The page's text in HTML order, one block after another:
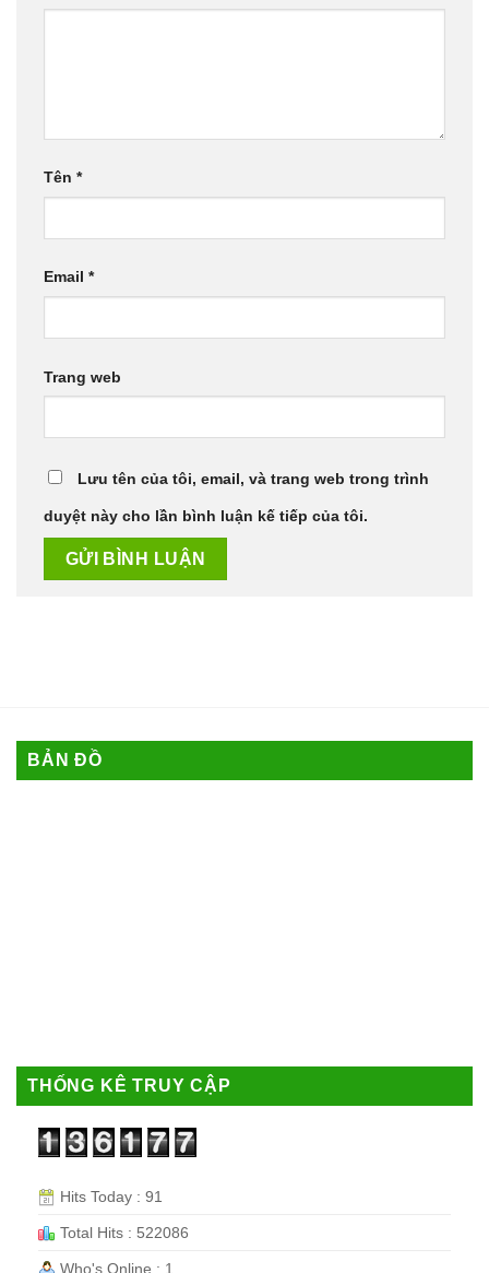
Tên *
Email *
Trang web
Lưu tên của tôi, email, và trang web trong trình
duyệt này cho lần bình luận kế tiếp của tôi.
BẢN ĐỒ
THỐNG KÊ TRUY CẬP
Hits Today : 91
Total Hits : 522086
Who's Online : 1